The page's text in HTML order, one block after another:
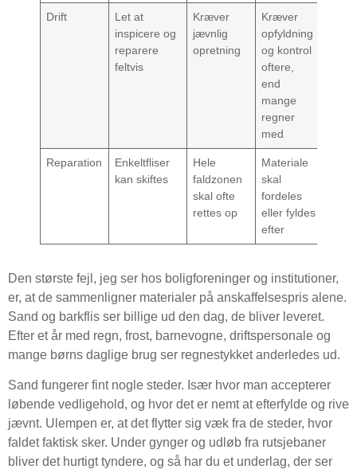
Drift
Let at
inspicere og
reparere
feltvis
Kræver
jævnlig
opretning
Kræver
opfyldning
og kontrol
oftere,
end
mange
regner
med
Reparation
Enkeltfliser
kan skiftes
Hele
faldzonen
skal ofte
rettes op
Materiale
skal
fordeles
eller fyldes
efter
Den største fejl, jeg ser hos boligforeninger og institutioner,
er, at de sammenligner materialer på anskaffelsespris alene.
Sand og barkflis ser billige ud den dag, de bliver leveret.
Efter et år med regn, frost, barnevogne, driftspersonale og
mange børns daglige brug ser regnestykket anderledes ud.
Sand fungerer fint nogle steder. Især hvor man accepterer
løbende vedligehold, og hvor det er nemt at efterfylde og rive
jævnt. Ulempen er, at det flytter sig væk fra de steder, hvor
faldet faktisk sker. Under gynger og udløb fra rutsjebaner
bliver det hurtigt tyndere, og så har du et underlag, der ser